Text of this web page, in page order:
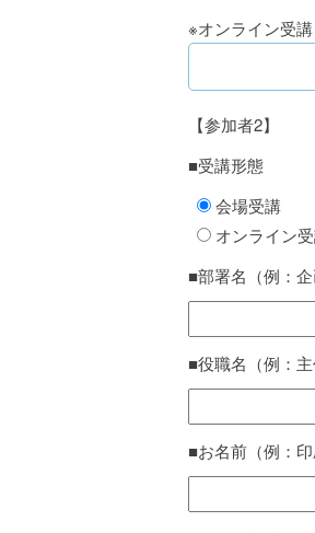
※オンライン受
【参加者2】
■受講形態
会場受講
オンライン
■部署名（例：企
■役職名（例：主
■お名前（例：